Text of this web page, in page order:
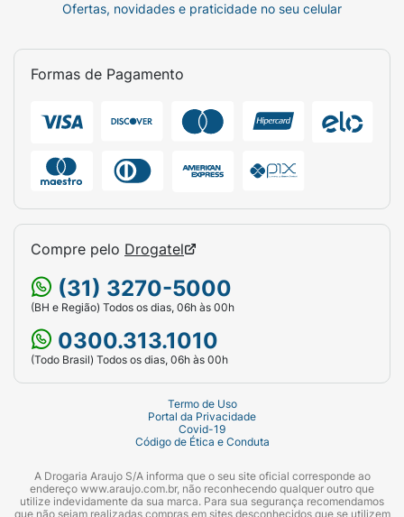
Ofertas, novidades e praticidade no seu celular
Formas de Pagamento
Compre pelo Drogatel
(31) 3270-5000
(BH e Região) Todos os dias, 06h às 00h
0300.313.1010
(Todo Brasil) Todos os dias, 06h às 00h
Termo de Uso
Portal da Privacidade
Covid-19
Código de Ética e Conduta
A Drogaria Araujo S/A informa que o seu site oficial corresponde ao
endereço www.araujo.com.br, não reconhecendo qualquer outro que
utilize indevidamente da sua marca. Para sua segurança recomendamos
que não sejam realizadas compras em sites desconhecidos que se utilizem